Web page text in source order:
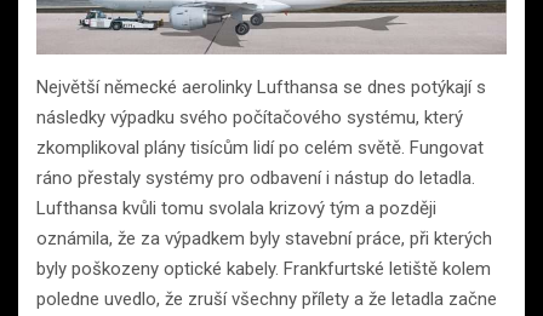
Největší německé aerolinky Lufthansa se dnes potýkají s
následky výpadku svého počítačového systému, který
zkomplikoval plány tisícům lidí po celém světě. Fungovat
ráno přestaly systémy pro odbavení i nástup do letadla.
Lufthansa kvůli tomu svolala krizový tým a později
oznámila, že za výpadkem byly stavební práce, při kterých
byly poškozeny optické kabely. Frankfurtské letiště kolem
poledne uvedlo, že zruší všechny přílety a že letadla začne